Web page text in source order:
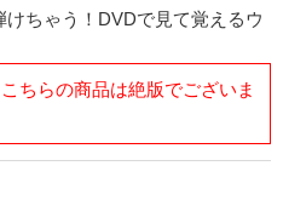
ちゃう！DVDで見て覚えるウ
ちらの商品は絶版でございま